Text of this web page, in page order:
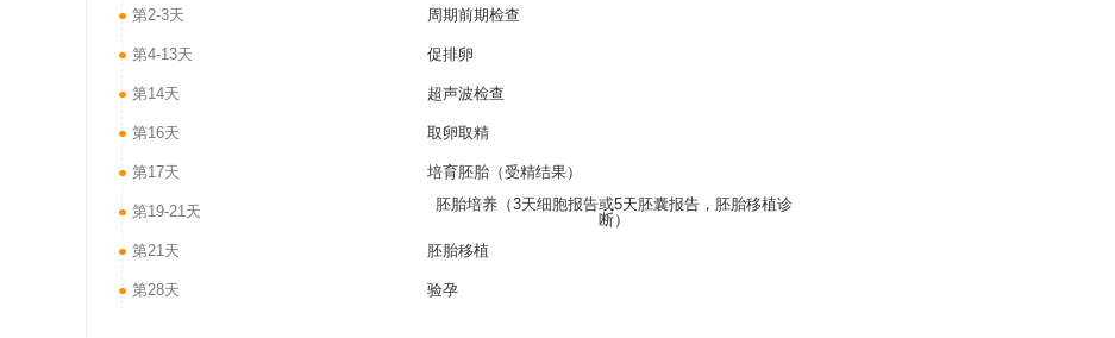
第2-3天 周期前期检查
第4-13天 促排卵
第14天 超声波检查
第16天 取卵取精
第17天 培育胚胎（受精结果）
第19-21天
胚胎培养（3天细胞报告或5天胚囊报告，胚胎移植诊
断）
第21天
胚胎移植
第28天 验孕